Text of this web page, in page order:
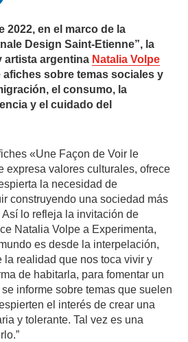
2022, en el marco de la
Design Saint-Etienne”, la
artista argentina Natalia Volpe
sobre temas sociales y
el consumo, la
y el cuidado del
«Une Façon de Voir le
expresa valores culturales, ofrece
la necesidad de
construyendo una sociedad más
lo refleja la invitación de
Natalia Volpe a Experimenta,
es desde la interpelación,
la realidad que nos toca vivir y
de habitarla, para fomentar un
informe sobre temas que suelen
el interés de crear una
y tolerante. Tal vez es una